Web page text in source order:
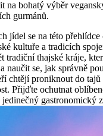
na bohatý výběr
gurmánů.
jídel se na této přehlídce
kultuře a tradicích
tradiční thajské kráje,
naučit se, jak správně
chtějí proniknout do
Přijďte ochutnat
gastronomický